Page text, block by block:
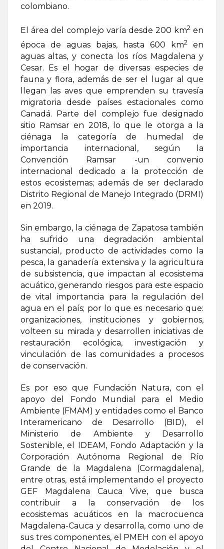
colombiano.
El área del complejo varía desde 200 km2 en
época de aguas bajas, hasta 600 km2
en
aguas altas, y conecta los ríos Magdalena y
Cesar. Es el hogar de diversas especies de
fauna y flora, además de ser el lugar al que
llegan las aves que emprenden su travesía
migratoria desde países estacionales como
Canadá. Parte del complejo fue designado
sitio Ramsar en 2018, lo que le otorga a la
ciénaga la categoría de humedal de
importancia internacional, según la
Convención Ramsar -un convenio
internacional dedicado a la protección de
estos ecosistemas; además de ser declarado
Distrito Regional de Manejo Integrado (DRMI)
en 2019.
Sin embargo, la ciénaga de Zapatosa también
ha sufrido una degradación ambiental
sustancial, producto de actividades como la
pesca, la ganadería extensiva y la agricultura
de subsistencia, que impactan al ecosistema
acuático, generando riesgos para este espacio
de vital importancia para la regulación del
agua en el país; por lo que es necesario que:
organizaciones, instituciones y gobiernos,
volteen su mirada y desarrollen iniciativas de
restauración ecológica, investigación y
vinculación de las comunidades a procesos
de conservación.
Es por eso que Fundación Natura, con el
apoyo del Fondo Mundial para el Medio
Ambiente (FMAM) y entidades como el Banco
Interamericano de Desarrollo (BID), el
Ministerio de Ambiente y Desarrollo
Sostenible, el IDEAM, Fondo Adaptación y la
Corporación Autónoma Regional de Río
Grande de la Magdalena (Cormagdalena),
entre otras, está implementando el proyecto
GEF Magdalena Cauca Vive, que busca
contribuir a la conservación de los
ecosistemas acuáticos en la macrocuenca
Magdalena-Cauca y desarrolla, como uno de
sus tres componentes, el PMEH con el apoyo